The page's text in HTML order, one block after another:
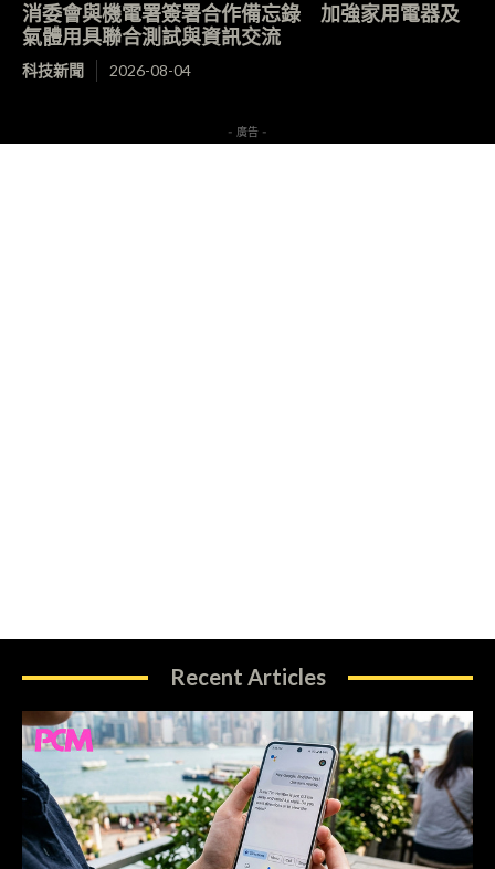
消委會與機電署簽署合作備忘錄 加強家用電器及
氣體用具聯合測試與資訊交流
科技新聞 2026-08-04
- 廣告 -
Recent Articles